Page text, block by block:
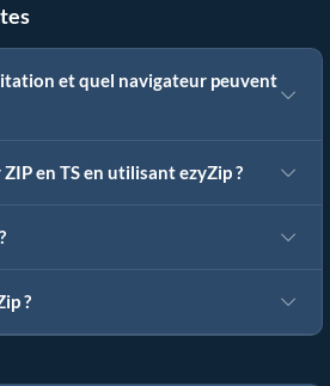
et quel navigateur peuvent
en TS en utilisant ezyZip ?
?